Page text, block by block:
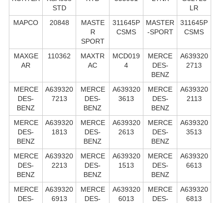
STD
LR
MAPCO
20848
MASTE
R
SPORT
311645P
CSMS
MASTER
-SPORT
311645P
CSMS
MAXGE
AR
110362
MAXTR
AC
MCD019
4
MERCE
DES-
BENZ
A639320
2713
MERCE
DES-
BENZ
A639320
7213
MERCE
DES-
BENZ
A639320
3613
MERCE
DES-
BENZ
A639320
2113
MERCE
DES-
BENZ
A639320
1813
MERCE
DES-
BENZ
A639320
2613
MERCE
DES-
BENZ
A639320
3513
MERCE
DES-
BENZ
A639320
2213
MERCE
DES-
BENZ
A639320
1513
MERCE
DES-
BENZ
A639320
6613
MERCE
DES-
A639320
6913
MERCE
DES-
A639320
6013
MERCE
DES-
A639320
6813